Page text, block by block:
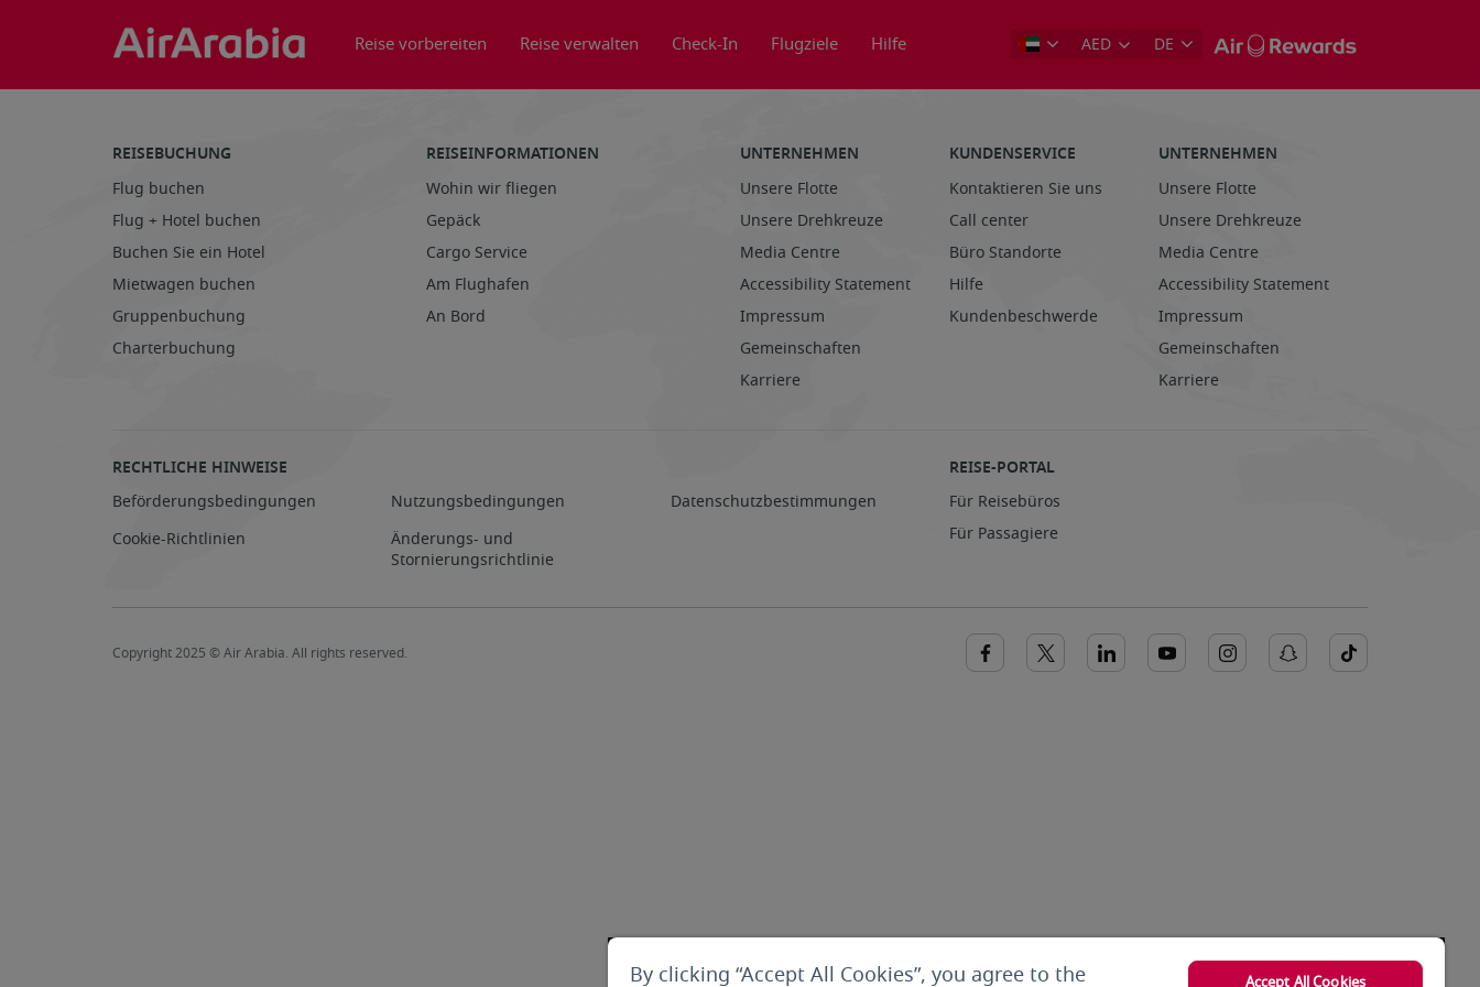
AED DE
Reise vorbereiten Reise verwalten Check-In Flugziele Hilfe
REISEBUCHUNG
Flug buchen
Flug + Hotel buchen
Buchen Sie ein Hotel
Mietwagen buchen
Gruppenbuchung
Charterbuchung
REISEINFORMATIONEN
Wohin wir fliegen
Gepäck
Cargo Service
Am Flughafen
An Bord
UNTERNEHMEN
Unsere Flotte
Unsere Drehkreuze
Media Centre
Accessibility Statement
Impressum
Gemeinschaften
Karriere
KUNDENSERVICE
Kontaktieren Sie uns
Call center
Büro Standorte
Hilfe
Kundenbeschwerde
UNTERNEHMEN
Unsere Flotte
Unsere Drehkreuze
Media Centre
Accessibility Statement
Impressum
Gemeinschaften
Karriere
RECHTLICHE HINWEISE
Beförderungsbedingungen
Nutzungsbedingungen
Datenschutzbestimmungen
Cookie-Richtlinien
Änderungs- und
Stornierungsrichtlinie
REISE-PORTAL
Für Reisebüros
Für Passagiere
Copyright 2025 © Air Arabia. All rights reserved.
By clicking “Accept All Cookies”, you agree to the Accept All Cookies